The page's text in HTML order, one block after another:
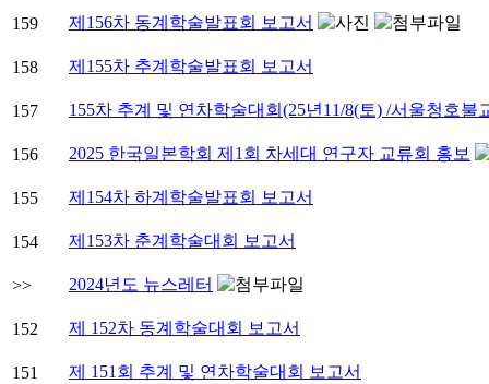
159 제156차 동계학술발표회 보고서
158 제155차 추계학술발표회 보고서
157 155차 추계 및 연차학술대회(25년11/8(토) /서울청호불
156 2025 한국일본학회 제1회 차세대 연구자 교류회 홍보
155 제154차 하계학술발표회 보고서
154 제153차 춘계학술대회 보고서
>> 2024년도 뉴스레터
152 제 152차 동계학술대회 보고서
151 제 151회 추계 및 연차학술대회 보고서